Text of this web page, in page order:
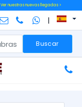
Ver nuestras nuevas llegadas >
|
Buscar